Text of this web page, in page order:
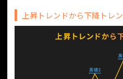
上昇トレンドから下降トレ